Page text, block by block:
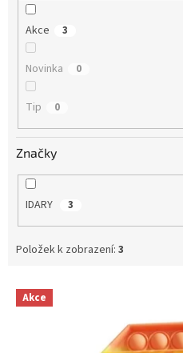
Akce 3
Novinka 0
Tip 0
Značky
IDARY 3
Položek k zobrazení: 3
V Akce